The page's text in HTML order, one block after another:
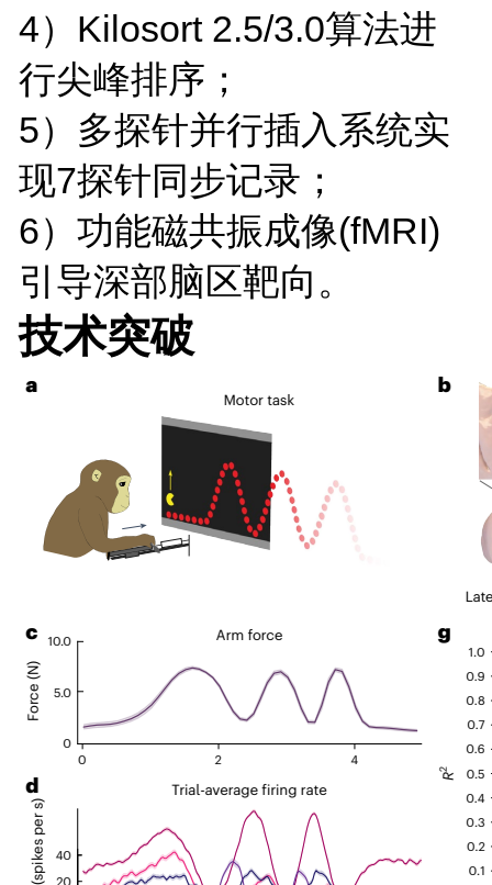
4）Kilosort 2.5/3.0算法进
行尖峰排序；
5）多探针并行插入系统实
现7探针同步记录；
6）功能磁共振成像(fMRI)
引导深部脑区靶向。
技术突破